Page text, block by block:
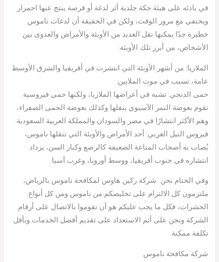
في بادئه على هيئة حكة جلدية أثر لدغة أو قرصة ينتج عنها احمرار
ويختفي مع مرور الوقت، ولكن في الحقيقة أن لدغات ناموس
خطيرة جدًا يمكنها نقل العديد من الأوبئة والأمراض والعدوى بين
الأشخاص، من أبرز تلك الأوبئة:
الملاريا: من أشهر الأوبئة التي انتشرت في أفريقيا والشرق الأوسط
عامة، تسبب في موت الملايين.
حمى الدنجي: تشبه في أعراضها الملاريا، ولكنها حمى فيروسية
تقوم بعوضة النمر الآسيوي بنقلها وكذلك بعوضة الحمى الصفراء،
وهم الأكثر انتشارًا في مصر والسودان والمملكة العربية السعودية.
فيروس النيل الغربي: أحد الأمراض والأوبئة التي تنقلها ناموس،
يُصاب به أصحاب المناعة الضعيفة كالرضع وكبار السن، يزداد
انتشاره في جنوب أفريقيا، ووسط أوروبا، وغرب آسيا.
وفي الختام نحن شركة ركين هاوس لمكافحة ناموس بالرياض،
ملتزمون كل الالتزام على تخليصكم من ناموس ومن كل أنواع
الحشرات، فكل ما يجب عليكم هو أن تقوموا بالاتصال على أرقام
الشركة ونحن على أتم الاستعداد على تقديم أفضل الخدمات وبأقل
تكلفة ممكنة.
شركة مكافحة ناموس